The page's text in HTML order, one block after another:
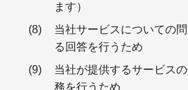
ます）
当社サービスについての
る回答を行うため
当社が提供するサービス
務を行うため